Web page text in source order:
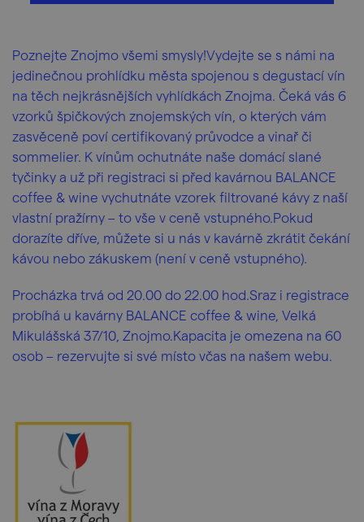
Poznejte Znojmo všemi smysly!Vydejte se s námi na
jedinečnou prohlídku města spojenou s degustací vín
na těch nejkrásnějších vyhlídkách Znojma. Čeká vás 6
vzorků špičkových znojemských vín, o kterých vám
zasvěceně poví certifikovaný průvodce a vinař či
sommelier. K vínům ochutnáte naše domácí slané
tyčinky a už při registraci si před kavárnou BALANCE
coffee & wine vychutnáte vzorek filtrované kávy z naší
vlastní pražírny – to vše v ceně vstupného.Pokud
dorazíte dříve, můžete si u nás v kavárně zkrátit čekání
kávou nebo zákuskem (není v ceně vstupného).
Procházka trvá od 20.00 do 22.00 hod.Sraz i registrace
probíhá u kavárny BALANCE coffee & wine, Velká
Mikulášská 37/10, Znojmo.Kapacita je omezena na 60
osob – rezervujte si své místo včas na našem webu.